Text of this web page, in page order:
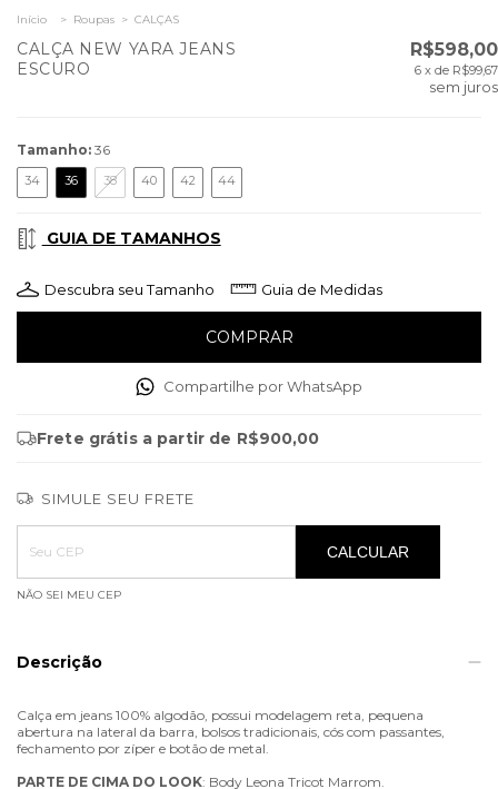
Início > Roupas > CALÇAS
CALÇA NEW YARA JEANS
ESCURO
R$598,00
6 x de R$99,67
sem juros
Tamanho: 36
34 36 38 40 42 44
GUIA DE TAMANHOS
Descubra seu Tamanho Guia de Medidas
Compartilhe por WhatsApp
Frete grátis a partir de R$900,00
SIMULE SEU FRETE
Entregas para o CEP:
ALTERAR CEP
CALCULAR
NÃO SEI MEU CEP
Descrição
Calça em jeans 100% algodão, possui modelagem reta, pequena
abertura na lateral da barra, bolsos tradicionais, cós com passantes,
fechamento por zíper e botão de metal.
PARTE DE CIMA DO LOOK: Body Leona Tricot Marrom.